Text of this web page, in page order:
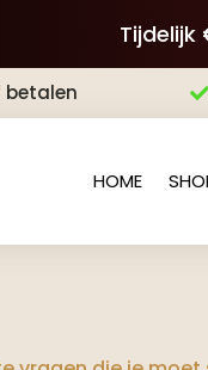
Tijdelijk
betalen 
HOME